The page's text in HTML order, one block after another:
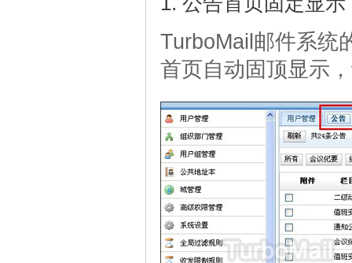
TurboMail邮件系统
首页自动固顶显示